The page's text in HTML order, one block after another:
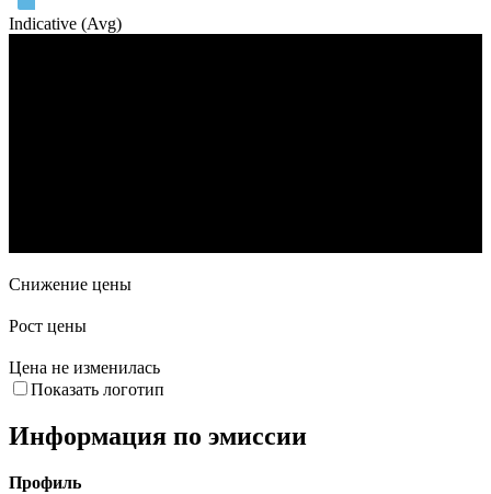
Indicative (Avg)
Снижение цены
Рост цены
Цена не изменилась
Показать логотип
Информация по эмиссии
Профиль